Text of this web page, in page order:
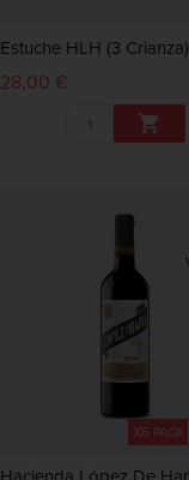
Estuche HLH (3 Crianza)
28,00 €

X6 PACK